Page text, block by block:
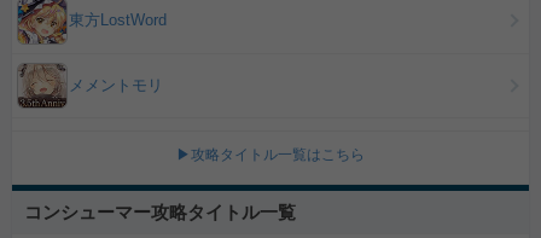
東方LostWord
メメントモリ
▶攻略タイトル一覧はこちら
コンシューマー攻略タイトル一覧